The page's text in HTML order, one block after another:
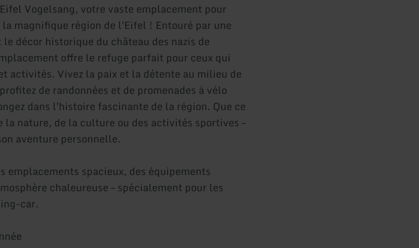
Vogelsang, votre vaste emplacement pour
magnifique région de l'Eifel ! Entouré par une
décor historique du château des nazis de
offre le refuge parfait pour ceux qui
activités. Vivez la paix et la détente au milieu de
de randonnées et de promenades à vélo
dans l'histoire fascinante de la région. Que ce
la nature, de la culture ou des activités sportives –
aventure personnelle.
emplacements spacieux, des équipements
chaleureuse – spécialement pour les
car.